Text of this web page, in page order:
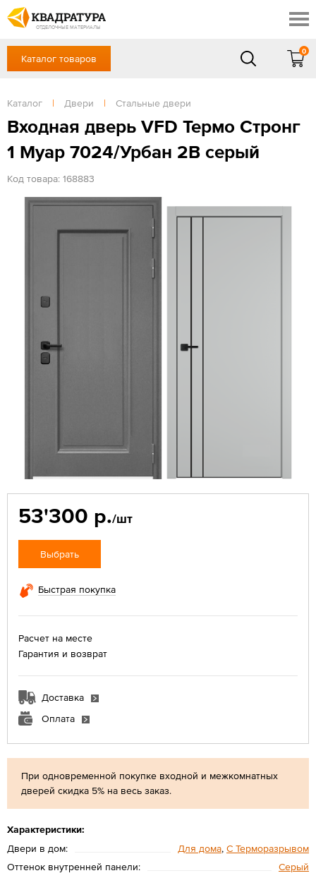
ОТДЕЛОЧНЫЕ МАТЕРИАЛЫ
Скидки
Контакты
Доставка и оплата
Готовые решения
Отзывы
+7 (863) 303-36-23
Сб, Вс — выходной
ЗАКАЗАТЬ ЗВОНОК
Каталог товаров
0
Каталог | Двери | Стальные двери
Входная дверь VFD Термо Стронг
1 Муар 7024/Урбан 2В серый
Код товара: 168883
При одновременной покупке входной и межкомнатных
дверей скидка 5% на весь заказ.
Характеристики:
Двери в дом:
Для дома, С Терморазрывом
Оттенок внутренней панели:
Серый
53'300 р./шт
Выбрать
Быстрая покупка
Расчет на месте
Гарантия и возврат
Доставка
Оплата